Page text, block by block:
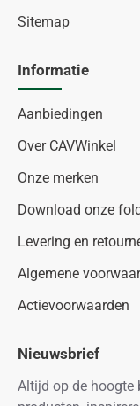
Sitemap
Informatie
Aanbiedingen
Over CAVWinkel
Onze merken
Download onze
Levering en
Algemene
Actievoorwaarden
Nieuwsbrief
Altijd op de hoogte